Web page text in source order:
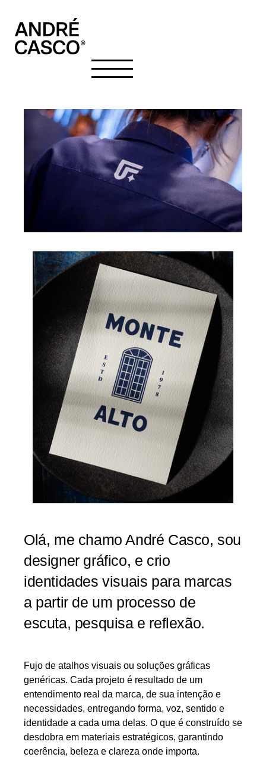
Olá, me chamo André Casco, sou
designer gráfico, e crio
identidades visuais para marcas
a partir de um processo de
escuta, pesquisa e reflexão.
Fujo de atalhos visuais ou soluções gráficas
genéricas. Cada projeto é resultado de um
entendimento real da marca, de sua intenção e
necessidades, entregando forma, voz, sentido e
identidade a cada uma delas. O que é construído se
desdobra em materiais estratégicos, garantindo
coerência, beleza e clareza onde importa.